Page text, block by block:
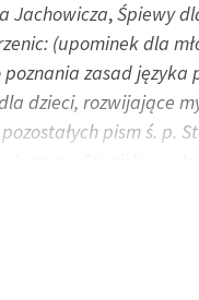
Jachowicza,Śpiewy
(upominek dla
poznania zasad języka
dzieci, rozwijające
pism ś. p.
i różne